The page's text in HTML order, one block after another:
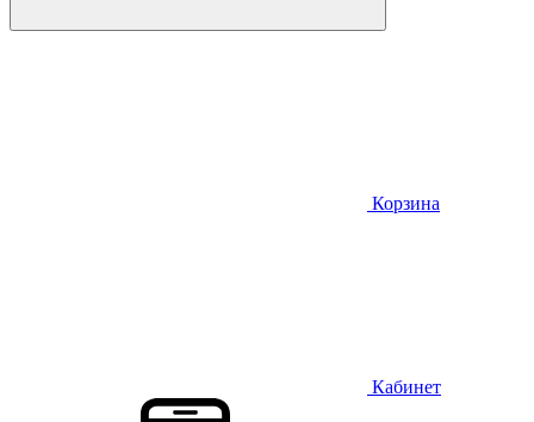
Корзина
Кабинет